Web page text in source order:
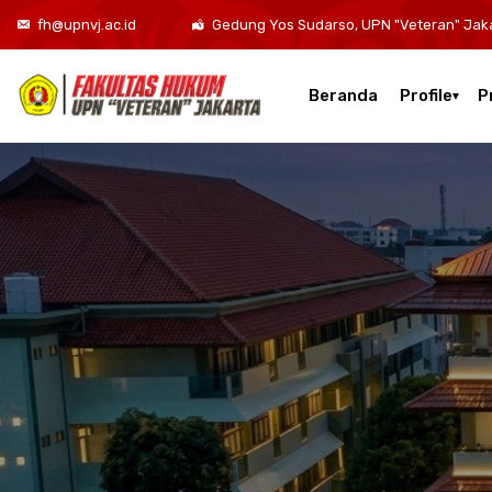
fh@upnvj.ac.id Gedung Yos Sudarso, UPN "Veteran"
Beranda Profile